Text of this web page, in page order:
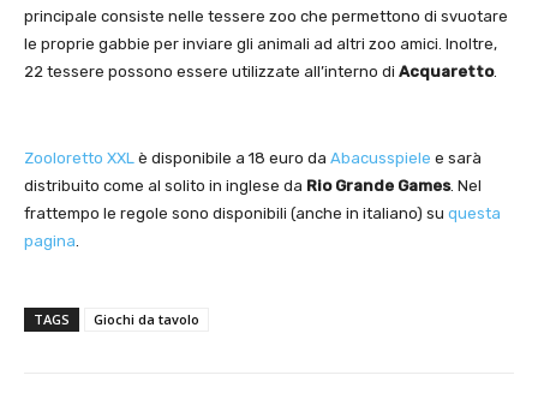
principale consiste nelle tessere zoo che permettono di svuotare
le proprie gabbie per inviare gli animali ad altri zoo amici. Inoltre,
22 tessere possono essere utilizzate all’interno di Acquaretto.
Zooloretto XXL è disponibile a 18 euro da Abacusspiele e sarà
distribuito come al solito in inglese da Rio Grande Games. Nel
frattempo le regole sono disponibili (anche in italiano) su questa
pagina.
TAGS Giochi da tavolo